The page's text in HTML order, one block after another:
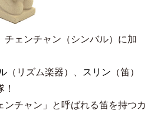
チェンチャン（シンバル）に加
（リズム楽器）、 スリン （笛）
ンチャン」と呼ばれる笛を持つカ